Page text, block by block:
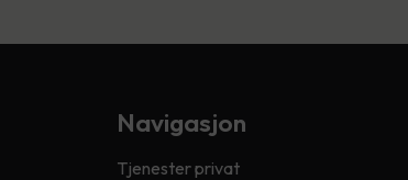
Navigasjon
Tjenester privat